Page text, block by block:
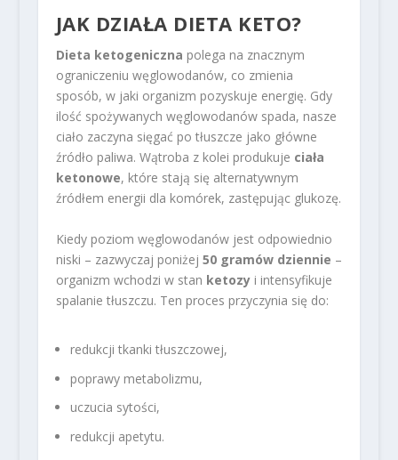
JAK DZIAŁA DIETA KETO?
Dieta ketogeniczna polega na znacznym
ograniczeniu węglowodanów, co zmienia
sposób, w jaki organizm pozyskuje energię. Gdy
ilość spożywanych węglowodanów spada, nasze
ciało zaczyna sięgać po tłuszcze jako główne
źródło paliwa. Wątroba z kolei produkuje ciała
ketonowe, które stają się alternatywnym
źródłem energii dla komórek, zastępując glukozę.
Kiedy poziom węglowodanów jest odpowiednio
niski – zazwyczaj poniżej 50 gramów dziennie –
organizm wchodzi w stan ketozyi intensyfikuje
spalanie tłuszczu. Ten proces przyczynia się do:
redukcji tkanki tłuszczowej,
poprawy metabolizmu,
uczucia sytości,
redukcji apetytu.